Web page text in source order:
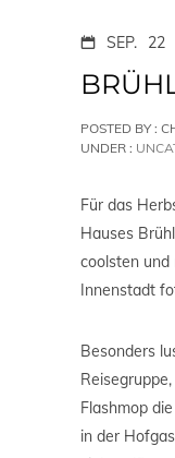
SEP. 22
POSTED BY :
UNDER :
Für das
Hauses
coolsten und
Innenstadt
Besonders
Flashmop
in der